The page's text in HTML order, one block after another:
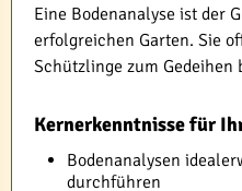
Eine Bodenanalyse ist der
erfolgreichen Garten. Sie
Schützlinge zum Gedeihen
Kernerkenntnisse für
Bodenanalysen
durchführen